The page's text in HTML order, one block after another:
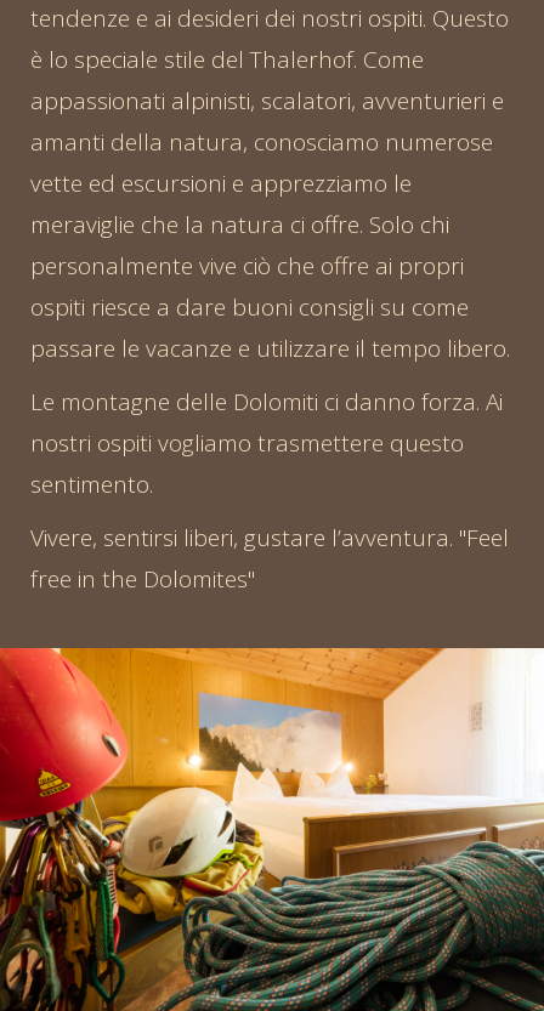
tendenze e ai desideri dei nostri ospiti. Questo
è lo speciale stile del Thalerhof. Come
appassionati alpinisti, scalatori, avventurieri e
amanti della natura, conosciamo numerose
vette ed escursioni e apprezziamo le
meraviglie che la natura ci offre. Solo chi
personalmente vive ciò che offre ai propri
ospiti riesce a dare buoni consigli su come
passare le vacanze e utilizzare il tempo libero.
Le montagne delle Dolomiti ci danno forza. Ai
nostri ospiti vogliamo trasmettere questo
sentimento.
Vivere, sentirsi liberi, gustare l’avventura. "Feel
free in the Dolomites"